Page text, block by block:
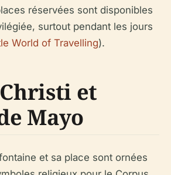
réservées sont disponibles
surtout pendant les jours
World of Travelling).
et
Mayo
et sa place sont ornées